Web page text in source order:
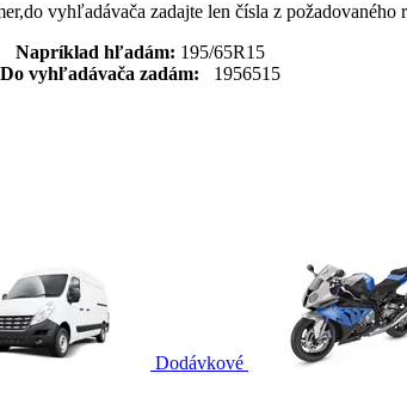
vyhľadávača zadajte len čísla z
Napríklad hľadám: 195/65R15
Do vyhľadávača zadám: 1956515
Dodávkové